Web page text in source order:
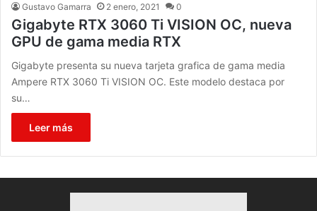
Gustavo Gamarra 2 enero, 2021 0
Gigabyte RTX 3060 Ti VISION OC, nueva
GPU de gama media RTX
Gigabyte presenta su nueva tarjeta grafica de gama media
Ampere RTX 3060 Ti VISION OC. Este modelo destaca por
su…
Leer más